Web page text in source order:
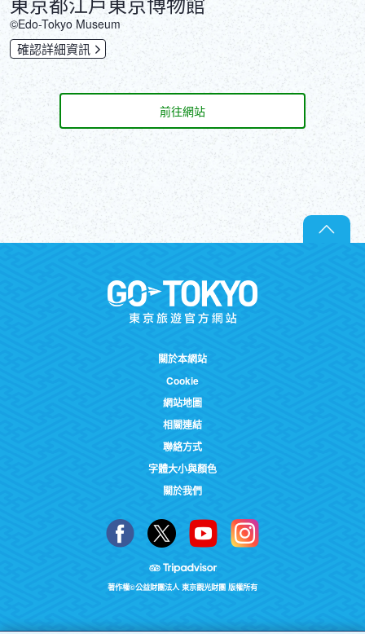
©Edo-Tokyo Museum
確認詳細資訊
前往網站
關於本網站
Cookie
網站地圖
相關連結
聯絡方式
字體大小與顏色
關於我們
著作權©公益財團法人 東京觀光財團 版權所有